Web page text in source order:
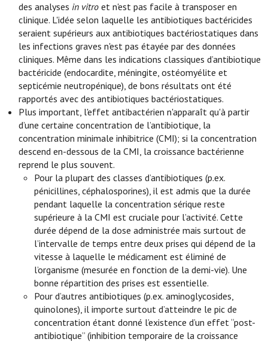
des analyses in vitro et n'est pas facile à transposer en
clinique. L'idée selon laquelle les antibiotiques bactéricides
seraient supérieurs aux antibiotiques bactériostatiques dans
les infections graves n'est pas étayée par des données
cliniques. Même dans les indications classiques d’antibiotique
bactéricide (endocardite, méningite, ostéomyélite et
septicémie neutropénique), de bons résultats ont été
rapportés avec des antibiotiques bactériostatiques.
Plus important, l'effet antibactérien n'apparaît qu'à partir
d’une certaine concentration de l’antibiotique, la
concentration minimale inhibitrice (CMI); si la concentration
descend en-dessous de la CMI, la croissance bactérienne
reprend le plus souvent.
Pour la plupart des classes d’antibiotiques (p.ex.
pénicillines, céphalosporines), il est admis que la durée
pendant laquelle la concentration sérique reste
supérieure à la CMI est cruciale pour l’activité. Cette
durée dépend de la dose administrée mais surtout de
l’intervalle de temps entre deux prises qui dépend de la
vitesse à laquelle le médicament est éliminé de
l’organisme (mesurée en fonction de la demi-vie). Une
bonne répartition des prises est essentielle.
Pour d’autres antibiotiques (p.ex. aminoglycosides,
quinolones), il importe surtout d’atteindre le pic de
concentration étant donné l’existence d’un effet “post-
antibiotique” (inhibition temporaire de la croissance